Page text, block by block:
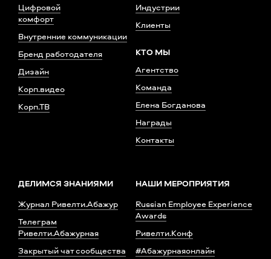
Цифровой
комфорт
Внутренние коммуникации
Бренд работодателя
Дизайн
Корп.видео
Корп.ТВ
Индустрии
Клиенты
КТО МЫ
Агентство
Команда
Елена Богданова
Награды
Контакты
ДЕЛИМСЯ ЗНАНИЯМИ
Журнал Ривелти.Абажур
Телеграм
Ривелти.Абажурная
Закрытый чат сообщества
НАШИ МЕРОПРИЯТИЯ
Russian Employee Experience
Awards
Ривелти.Конф
#Абажурнаяонлайн